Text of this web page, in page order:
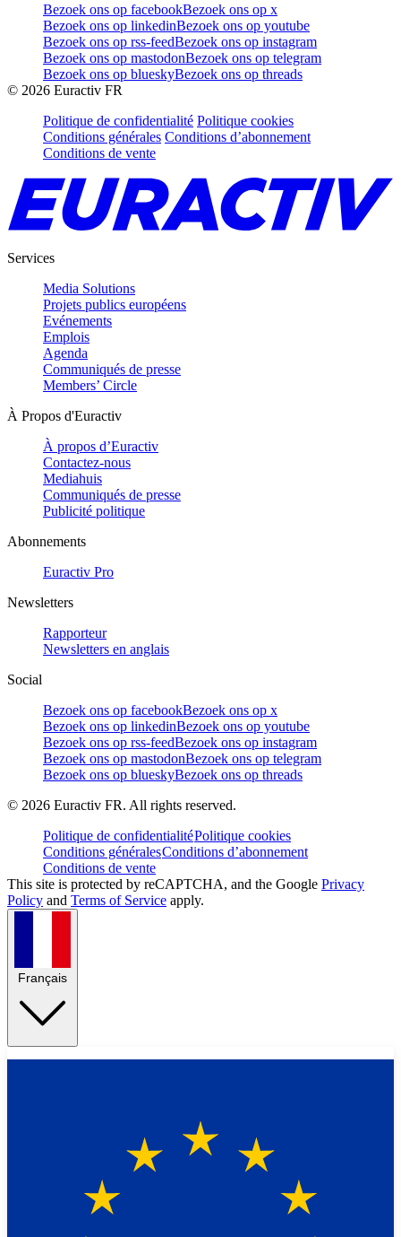
Bezoek ons op facebookBezoek ons op x
Bezoek ons op linkedinBezoek ons op youtube
Bezoek ons op rss-feedBezoek ons op instagram
Bezoek ons op mastodonBezoek ons op telegram
Bezoek ons op blueskyBezoek ons op threads
© 2026 Euractiv FR
Politique de confidentialité Politique cookies
Conditions générales Conditions d’abonnement
Conditions de vente
Services
Media Solutions
Projets publics européens
Evénements
Emplois
Agenda
Communiqués de presse
Members’ Circle
À Propos d'Euractiv
À propos d’Euractiv
Contactez-nous
Mediahuis
Communiqués de presse
Publicité politique
Abonnements
Euractiv Pro
Newsletters
Rapporteur
Newsletters en anglais
Social
Bezoek ons op facebookBezoek ons op x
Bezoek ons op linkedinBezoek ons op youtube
Bezoek ons op rss-feedBezoek ons op instagram
Bezoek ons op mastodonBezoek ons op telegram
Bezoek ons op blueskyBezoek ons op threads
© 2026 Euractiv FR. All rights reserved.
Politique de confidentialitéPolitique cookies
Conditions généralesConditions d’abonnement
Conditions de vente
This site is protected by reCAPTCHA, and the Google Privacy
Policy and Terms of Service apply.
Français